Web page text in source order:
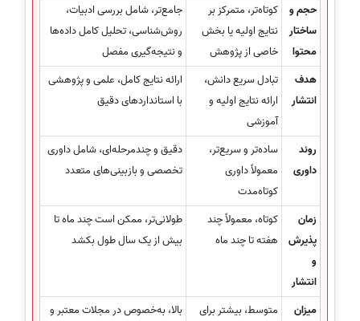
حجم و
ساختار
محتوا
کوتاه‌تر، متمرکز بر
نتایج اولیه یا بخش
خاصی از پژوهش
جامع‌تر، شامل بررسی ادبیات،
روش‌شناسی، تحلیل کامل داده‌ها
و نتیجه‌گیری مفصل
هدف
انتشار
تبادل سریع دانش،
ارائه نتایج اولیه و
آموزشی
ارائه نتایج کامل، علمی و پژوهشی
با استانداردهای دقیق
روند
داوری
ساده‌تر و سریع‌تر،
معمولاً داوری
کوتاه‌مدت
دقیق و چندمرحله‌ای، شامل داوری
تخصصی و بازبینی‌های متعدد
زمان
پذیرش
و
انتشار
کوتاه، معمولاً چند
هفته تا چند ماه
طولانی‌تر، ممکن است چند ماه تا
بیش از یک سال طول بکشد
میزان
متوسط، بیشتر برای
بالا، به‌خصوص در مجلات معتبر و